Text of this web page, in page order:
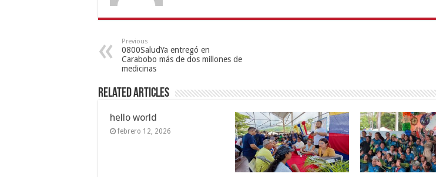
Previous
0800SaludYa entregó en
Carabobo más de dos millones de
medicinas
Related Articles
hello world
febrero 12, 2026